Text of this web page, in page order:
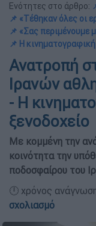
Ενότητες στο άρθρο:
📌 «Τέθηκαν όλες οι
📌 «Σας περιμένουμε
📌 Η
Ανατροπή
Ιρανών
- Η
ξενοδοχείο
Με κομμένη την
κοινότητα την
ποδοσφαίρου του
🕛 χρόνος
σχολιασμό